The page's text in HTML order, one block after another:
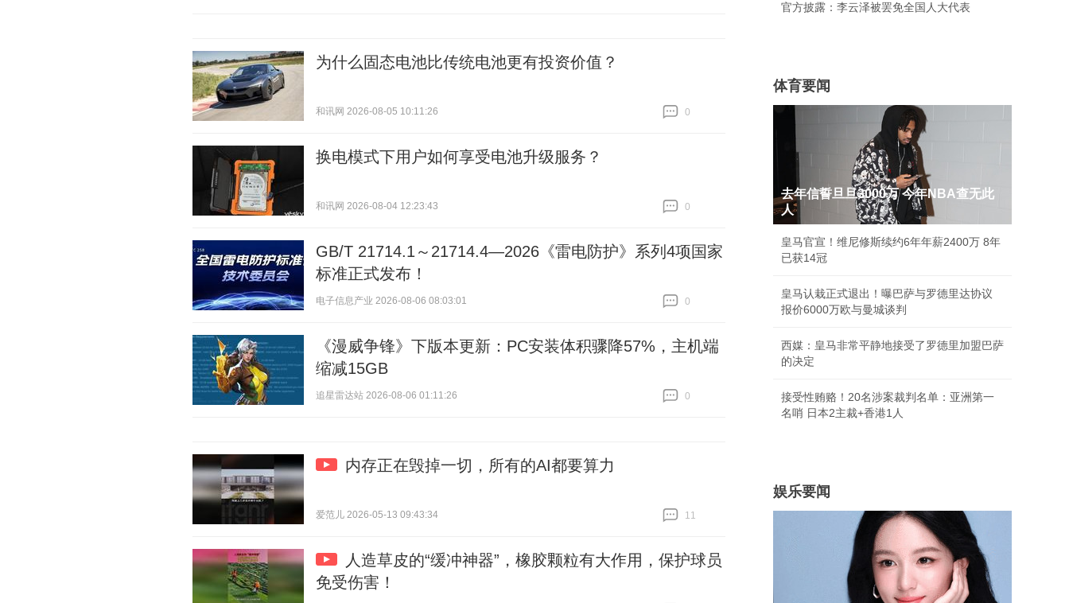
为什么固态电池比传统电池更有投资价值？
和讯网 2026-08-05 10:11:26
0
换电模式下用户如何享受电池升级服务？
和讯网 2026-08-04 12:23:43
0
GB/T 21714.1～21714.4—2026《雷电防护》系列4项国家
标准正式发布！
电子信息产业 2026-08-06 08:03:01
0
《漫威争锋》下版本更新：PC安装体积骤降57%，主机端
缩减15GB
追星雷达站 2026-08-06 01:11:26
0
内存正在毁掉一切，所有的AI都要算力
爱范儿 2026-05-13 09:43:34
11
人造草皮的“缓冲神器”，橡胶颗粒有大作用，保护球员
免受伤害！
官方披露：李云泽被罢免全国人大代表
体育要闻
去年信誓旦旦3000万 今年NBA查无此
人
皇马官宣！维尼修斯续约6年年薪2400万 8年
已获14冠
皇马认栽正式退出！曝巴萨与罗德里达协议
报价6000万欧与曼城谈判
西媒：皇马非常平静地接受了罗德里加盟巴萨
的决定
接受性贿赂！20名涉案裁判名单：亚洲第一
名哨 日本2主裁+香港1人
娱乐要闻